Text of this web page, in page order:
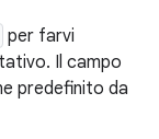
per farvi
Il campo
predefinito da